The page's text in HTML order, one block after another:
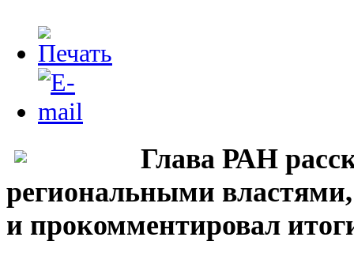
Глава РАН
региональными
и прокомментировал